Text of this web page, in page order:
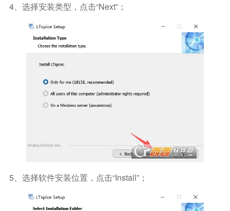
4、选择安装类型，点击“next”；
5、选择软件安装位置，点击“Install”；